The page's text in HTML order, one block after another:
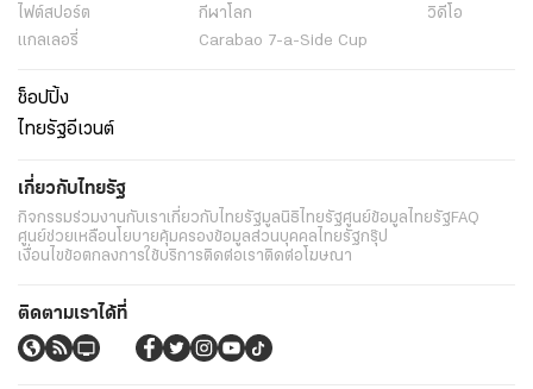
ไฟต์สปอร์ต
กีฬาโลก
วิดีโอ
แกลเลอรี่
Carabao 7-a-Side Cup
ช็อปปิ้ง
ไทยรัฐอีเวนต์
เกี่ยวกับไทยรัฐ
กิจกรรมร่วมงานกับเราเกี่ยวกับไทยรัฐมูลนิธิไทยรัฐศูนย์ข้อมูลไทยรัฐFAQ
ศูนย์ช่วยเหลือนโยบายคุ้มครองข้อมูลส่วนบุคคลไทยรัฐกรุ๊ป
เงื่อนไขข้อตกลงการใช้บริการติดต่อเราติดต่อโฆษณา
ติดตามเราได้ที่